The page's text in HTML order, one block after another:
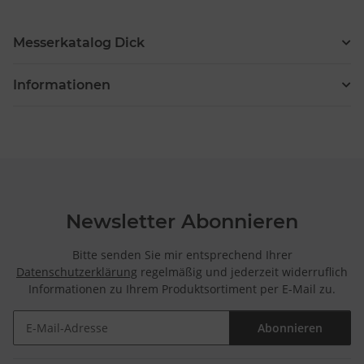
Messerkatalog Dick
Informationen
Newsletter Abonnieren
Bitte senden Sie mir entsprechend Ihrer
Datenschutzerklärung regelmäßig und jederzeit widerruflich
Informationen zu Ihrem Produktsortiment per E-Mail zu.
Abonnieren